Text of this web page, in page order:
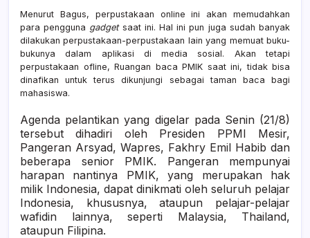
Menurut Bagus, perpustakaan online ini akan memudahkan
para pengguna gadget saat ini. Hal ini pun juga sudah banyak
dilakukan perpustakaan-perpustakaan lain yang memuat buku-
bukunya dalam aplikasi di media sosial. Akan tetapi
perpustakaan ofline, Ruangan baca PMIK saat ini, tidak bisa
dinafikan untuk terus dikunjungi sebagai taman baca bagi
mahasiswa.
Agenda pelantikan yang digelar pada Senin (21/8)
tersebut dihadiri oleh Presiden PPMI Mesir,
Pangeran Arsyad, Wapres, Fakhry Emil Habib dan
beberapa senior PMIK. Pangeran mempunyai
harapan nantinya PMIK, yang merupakan hak
milik Indonesia, dapat dinikmati oleh seluruh pelajar
Indonesia, khususnya, ataupun pelajar-pelajar
wafidin lainnya, seperti Malaysia, Thailand,
ataupun Filipina.